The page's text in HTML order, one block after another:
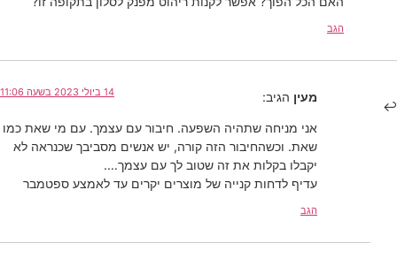
הגב
מעין הגיב: 14 ביולי 2023 בשעה 11:06
אני מניחה שתהיה השפעה. חיבור עם עצמך. עם מי שאת כמו
שאת. וכשהחיבור הזה קורה, יש אנשים מסביבך שכנראה לא
יקבלו בקלות את זה שטוב לך עם עצמך….
עדיף לדחות קנייה של מוצרים יקרים עד לאמצע ספטמבר
הגב